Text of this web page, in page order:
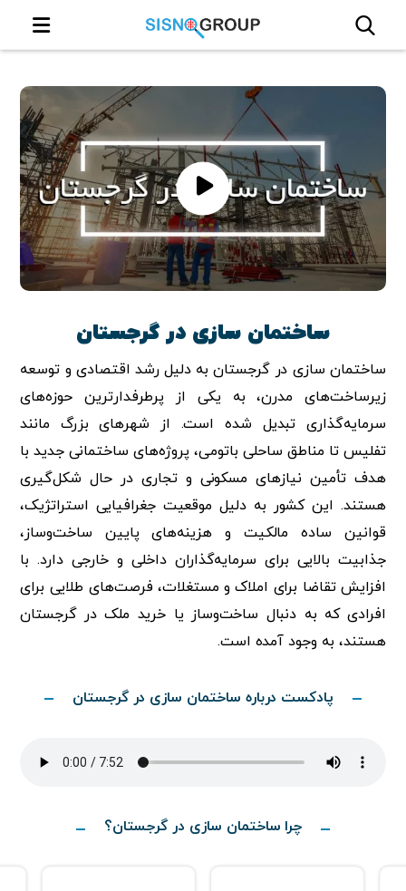
ساختمان سازی در گرجستان
ساختمان‌ سازی در گرجستان به دلیل رشد اقتصادی و توسعه
زیرساخت‌های مدرن، به یکی از پرطرفدارترین حوزه‌های
سرمایه‌گذاری تبدیل شده است. از شهرهای بزرگ مانند
تفلیس تا مناطق ساحلی باتومی، پروژه‌های ساختمانی جدید با
هدف تأمین نیازهای مسکونی و تجاری در حال شکل‌گیری
هستند. این کشور به دلیل موقعیت جغرافیایی استراتژیک،
قوانین ساده مالکیت و هزینه‌های پایین ساخت‌وساز،
جذابیت بالایی برای سرمایه‌گذاران داخلی و خارجی دارد. با
افزایش تقاضا برای املاک و مستغلات، فرصت‌های طلایی برای
افرادی که به دنبال ساخت‌وساز یا خرید ملک در گرجستان
هستند، به وجود آمده است.
پادکست درباره ساختمان سازی در گرجستان
چرا ساختمان سازی در گرجستان؟